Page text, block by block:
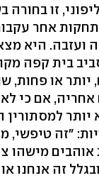
זו
אחר
ועזבה. היא
בית קפה
או פחות,
אם כי
למסתורין
"זה טיפשי,
מישהו
זה אנחנו